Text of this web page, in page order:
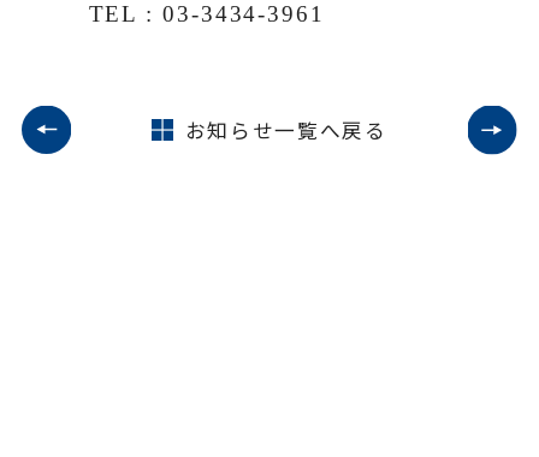
TEL : 03-3434-3961
お知らせ一覧へ戻る